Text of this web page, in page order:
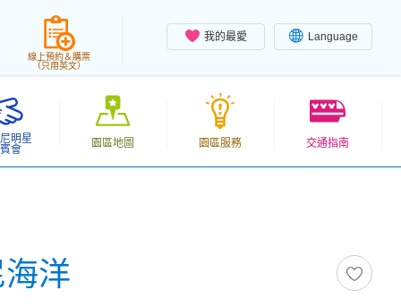
我的最愛 Language
線上預約＆購票
（只用英文）
明星
會
園區地圖 園區服務 交通指南
洋